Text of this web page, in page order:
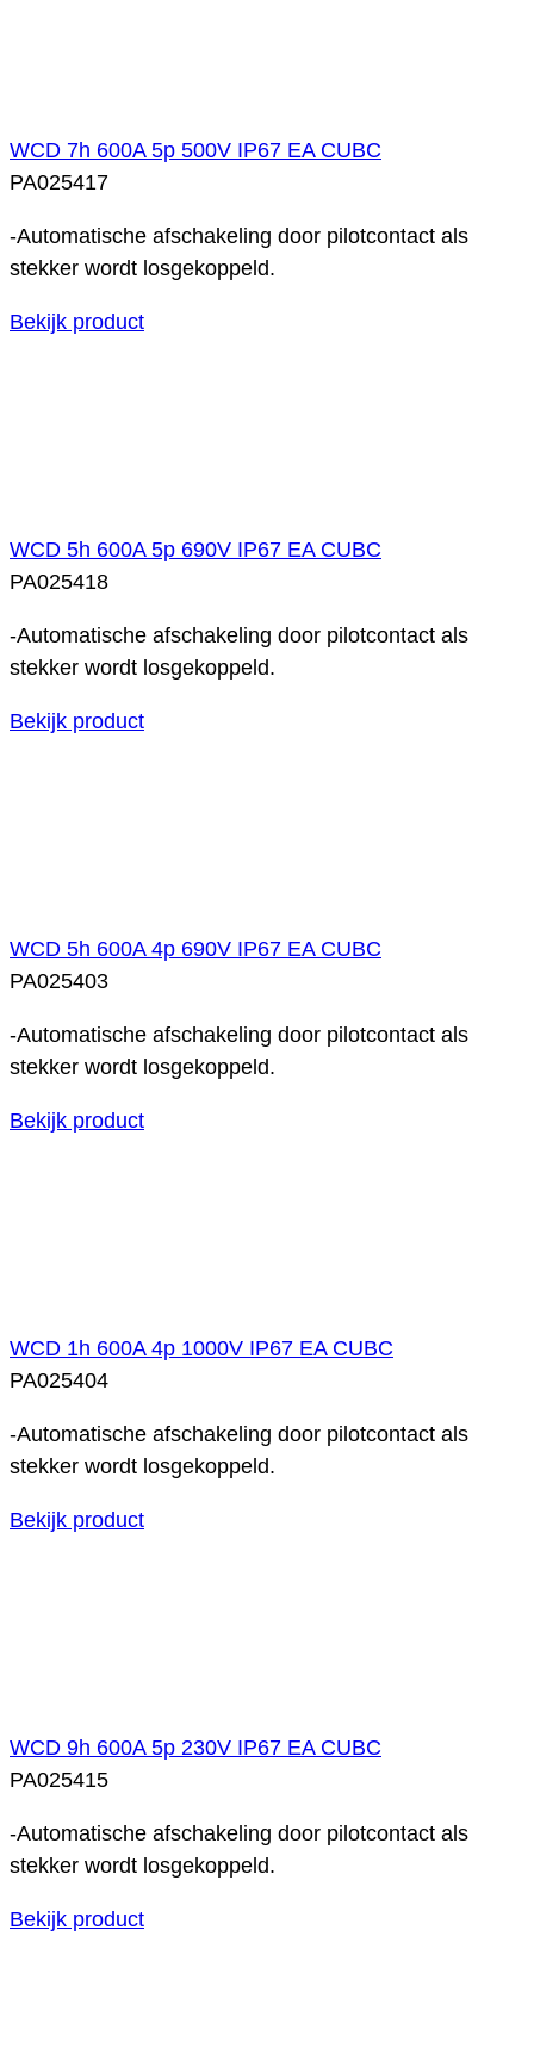
WCD 7h 600A 5p 500V IP67 EA CUBC
PA025417
-Automatische afschakeling door pilotcontact als
stekker wordt losgekoppeld.
Bekijk product
WCD 5h 600A 5p 690V IP67 EA CUBC
PA025418
-Automatische afschakeling door pilotcontact als
stekker wordt losgekoppeld.
Bekijk product
WCD 5h 600A 4p 690V IP67 EA CUBC
PA025403
-Automatische afschakeling door pilotcontact als
stekker wordt losgekoppeld.
Bekijk product
WCD 1h 600A 4p 1000V IP67 EA CUBC
PA025404
-Automatische afschakeling door pilotcontact als
stekker wordt losgekoppeld.
Bekijk product
WCD 9h 600A 5p 230V IP67 EA CUBC
PA025415
-Automatische afschakeling door pilotcontact als
stekker wordt losgekoppeld.
Bekijk product